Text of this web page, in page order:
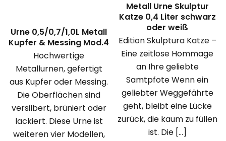
Urne 0,5/0,7/1,0L Metall
Kupfer & Messing Mod.4
Hochwertige
Metallurnen, gefertigt
aus Kupfer oder Messing.
Die Oberflächen sind
versilbert, brüniert oder
lackiert. Diese Urne ist
weiteren vier Modellen,
Metall Urne Skulptur
Katze 0,4 Liter schwarz
oder weiß
Edition Skulptura Katze –
Eine zeitlose Hommage
an Ihre geliebte
Samtpfote Wenn ein
geliebter Weggefährte
geht, bleibt eine Lücke
zurück, die kaum zu füllen
ist. Die[…]